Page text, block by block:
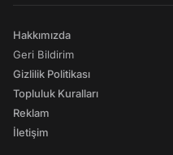
Hakkımızda
Geri Bildirim
Gizlilik Politikası
Topluluk Kuralları
Reklam
İletişim